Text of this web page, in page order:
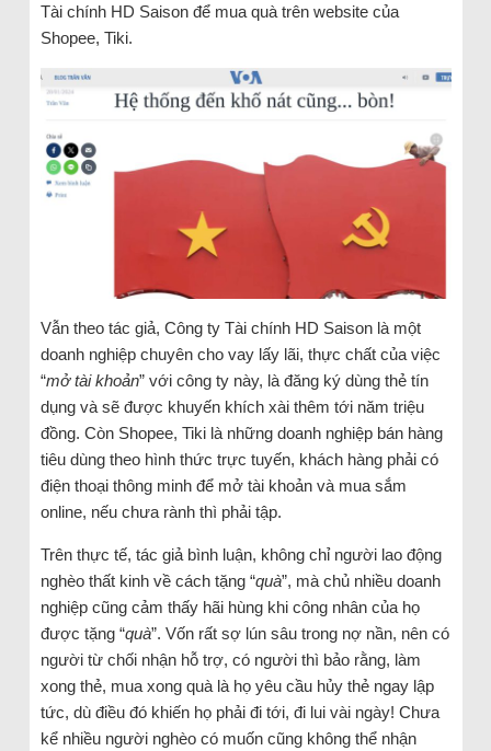
Tài chính HD Saison để mua quà trên website của
Shopee, Tiki.
Vẫn theo tác giả, Công ty Tài chính HD Saison là một
doanh nghiệp chuyên cho vay lấy lãi, thực chất của việc
“mở tài khoản” với công ty này, là đăng ký dùng thẻ tín
dụng và sẽ được khuyến khích xài thêm tới năm triệu
đồng. Còn Shopee, Tiki là những doanh nghiệp bán hàng
tiêu dùng theo hình thức trực tuyến, khách hàng phải có
điện thoại thông minh để mở tài khoản và mua sắm
online, nếu chưa rành thì phải tập.
Trên thực tế, tác giả bình luận, không chỉ người lao động
nghèo thất kinh về cách tặng “quà”, mà chủ nhiều doanh
nghiệp cũng cảm thấy hãi hùng khi công nhân của họ
được tặng “quà”. Vốn rất sợ lún sâu trong nợ nần, nên có
người từ chối nhận hỗ trợ, có người thì bảo rằng, làm
xong thẻ, mua xong quà là họ yêu cầu hủy thẻ ngay lập
tức, dù điều đó khiến họ phải đi tới, đi lui vài ngày! Chưa
kể nhiều người nghèo có muốn cũng không thể nhận